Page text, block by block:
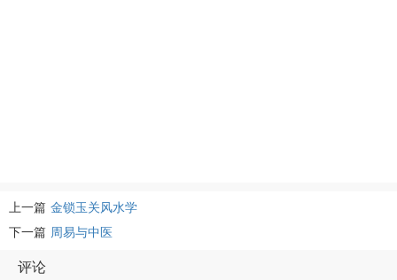
上一篇 金锁玉关风水学
下一篇 周易与中医
评论